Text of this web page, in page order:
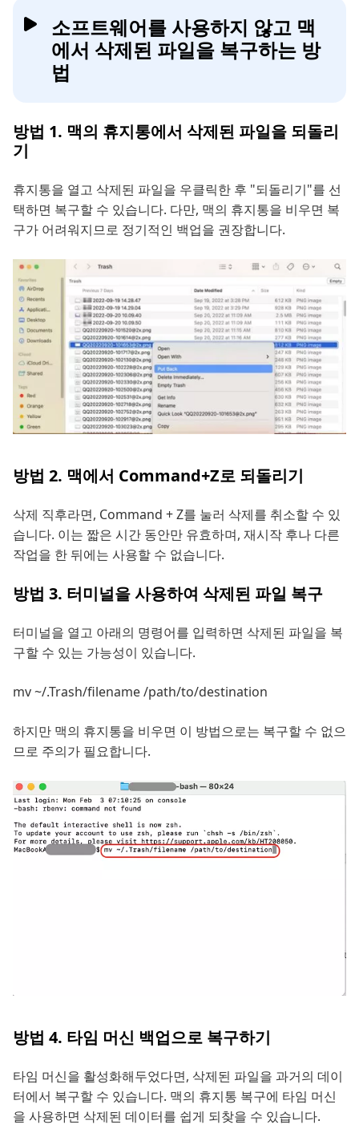
소프트웨어를 사용하지 않고 맥
에서 삭제된 파일을 복구하는 방
법
방법 1. 맥의 휴지통에서 삭제된 파일을 되돌리
기
휴지통을 열고 삭제된 파일을 우클릭한 후 "되돌리기"를 선
택하면 복구할 수 있습니다. 다만, 맥의 휴지통을 비우면 복
구가 어려워지므로 정기적인 백업을 권장합니다.
방법 2. 맥에서 Command+Z로 되돌리기
삭제 직후라면, Command + Z를 눌러 삭제를 취소할 수 있
습니다. 이는 짧은 시간 동안만 유효하며, 재시작 후나 다른
작업을 한 뒤에는 사용할 수 없습니다.
방법 3. 터미널을 사용하여 삭제된 파일 복구
터미널을 열고 아래의 명령어를 입력하면 삭제된 파일을 복
구할 수 있는 가능성이 있습니다.
mv ~/.Trash/filename /path/to/destination
하지만 맥의 휴지통을 비우면 이 방법으로는 복구할 수 없으
므로 주의가 필요합니다.
방법 4. 타임 머신 백업으로 복구하기
타임 머신을 활성화해두었다면, 삭제된 파일을 과거의 데이
터에서 복구할 수 있습니다. 맥의 휴지통 복구에 타임 머신
을 사용하면 삭제된 데이터를 쉽게 되찾을 수 있습니다.